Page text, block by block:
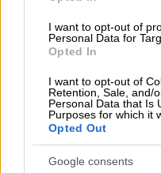
I want to opt-out of
Personal Data for
Opted In
I want to opt-out of
Retention, Sale, and/
Personal Data that Is
Purposes for which it
Opted Out
Google consents
φανερώνει την
νεοφιλελεύθερες
απουσία της
Μεγάλο
μακριά από τις